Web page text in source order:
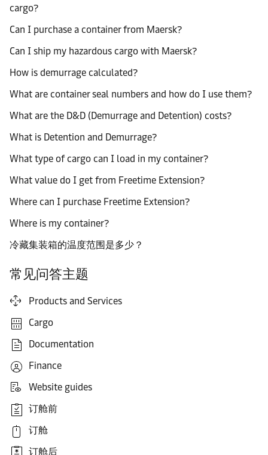
cargo?
Can I purchase a container from Maersk?
Can I ship my hazardous cargo with Maersk?
How is demurrage calculated?
What are container seal numbers and how do I use them?
What are the D&D (Demurrage and Detention) costs?
What is Detention and Demurrage?
What type of cargo can I load in my container?
What value do I get from Freetime Extension?
Where can I purchase Freetime Extension?
Where is my container?
冷藏集装箱的温度范围是多少？
常见问答主题
Products and Services
Cargo
Documentation
Finance
Website guides
订舱前
订舱
订舱后